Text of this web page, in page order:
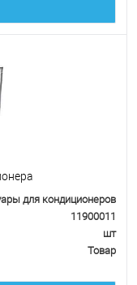
для кондиционеров
11900011
шт
Товар